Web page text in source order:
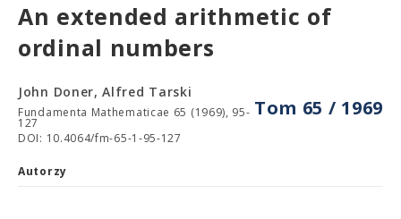
An extended arithmetic of
ordinal numbers
Tom 65 / 1969
John Doner, Alfred Tarski
Fundamenta Mathematicae 65 (1969), 95-
127
DOI: 10.4064/fm-65-1-95-127
Autorzy